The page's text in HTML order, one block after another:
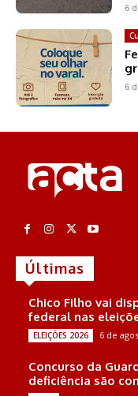
6
6
Últimas
Chico Filho vai
federal nas
ELEIÇÕES 2026 6 de
Concurso da
deficiência são